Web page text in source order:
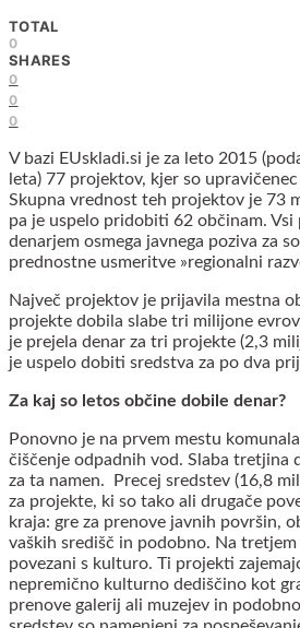
TOTAL
0
SHARES
0
0
0
V bazi EUskladi.si je za leto 2015
leta) 77 projektov, kjer so
Skupna vrednost teh projektov je 73
pa je uspelo pridobiti 62 občinam.
denarjem osmega javnega poziva za
prednostne usmeritve »regionalni
Največ projektov je prijavila mestna
projekte dobila slabe tri milijone
je prejela denar za tri projekte (2,3
je uspelo dobiti sredstva za po dva
Za kaj so letos občine dobile denar?
Ponovno je na prvem mestu
čiščenje odpadnih vod. Slaba tretjina
za ta namen. Precej sredstev (16,8
za projekte, ki so tako ali drugače
kraja: gre za prenove javnih površin,
vaških središč in podobno. Na
povezani s kulturo. Ti projekti
nepremično kulturno dediščino kot
prenove galerij ali muzejev in